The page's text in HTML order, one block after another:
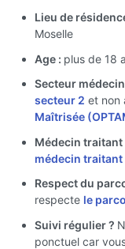
Lieu de
Moselle
Age : plus de 18
Secteur
secteur 2 et non
Maîtrisée
Médecin traitant
médecin traitant
Respect du
respecte le
Suivi régulier ?
ponctuel car